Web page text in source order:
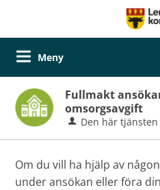
Meny
Fullmakt
omsorgsavgift
Den här
Om du vill ha hjälp av
under ansökan eller föra